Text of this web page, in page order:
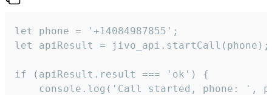
let phone = '+14084987855';
let apiResult = jivo_api.startCall(phone);
if (apiResult.result === 'ok') {
console.log('Call started, phone: ',